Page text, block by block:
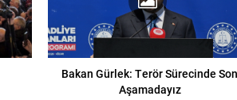
Bakan Gürlek: Terör Sürecinde Son
Aşamadayız